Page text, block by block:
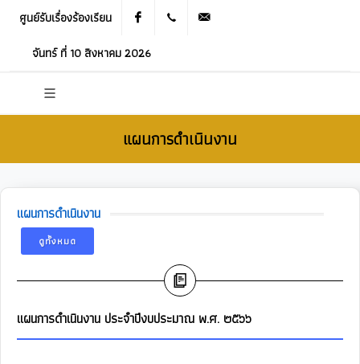
ศูนย์รับเรื่องร้องเรียน Facebook 021905536
จันทร์ ที่ 10 สิงหาคม 2026
แผนการดำเนินงาน
แผนการดำเนินงาน
ดูทั้งหมด
แผนการดำเนินงาน ประจำปีงบประมาณ พ.ศ. ๒๕๖๖